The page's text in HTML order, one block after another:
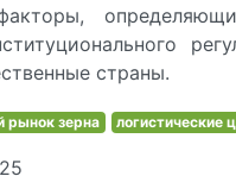
страны.
рынок зерна логистические